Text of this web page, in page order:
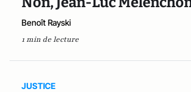
Benoît Rayski
1 min de lecture
JUSTICE